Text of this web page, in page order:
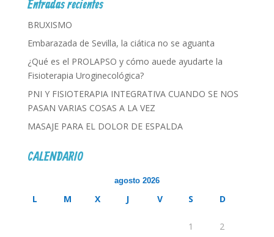
Entradas recientes
BRUXISMO
Embarazada de Sevilla, la ciática no se aguanta
¿Qué es el PROLAPSO y cómo auede ayudarte la
Fisioterapia Uroginecológica?
PNI Y FISIOTERAPIA INTEGRATIVA CUANDO SE NOS
PASAN VARIAS COSAS A LA VEZ
MASAJE PARA EL DOLOR DE ESPALDA
CALENDARIO
agosto 2026
L M X J V S D
1 2